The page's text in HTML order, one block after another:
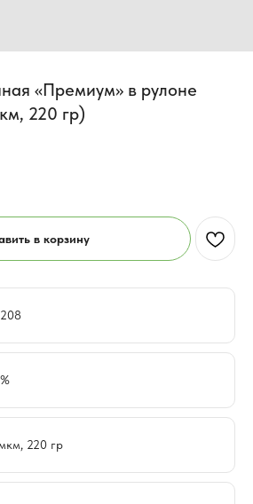
«Премиум» в рулоне
220 гр)
в корзину
220 гр